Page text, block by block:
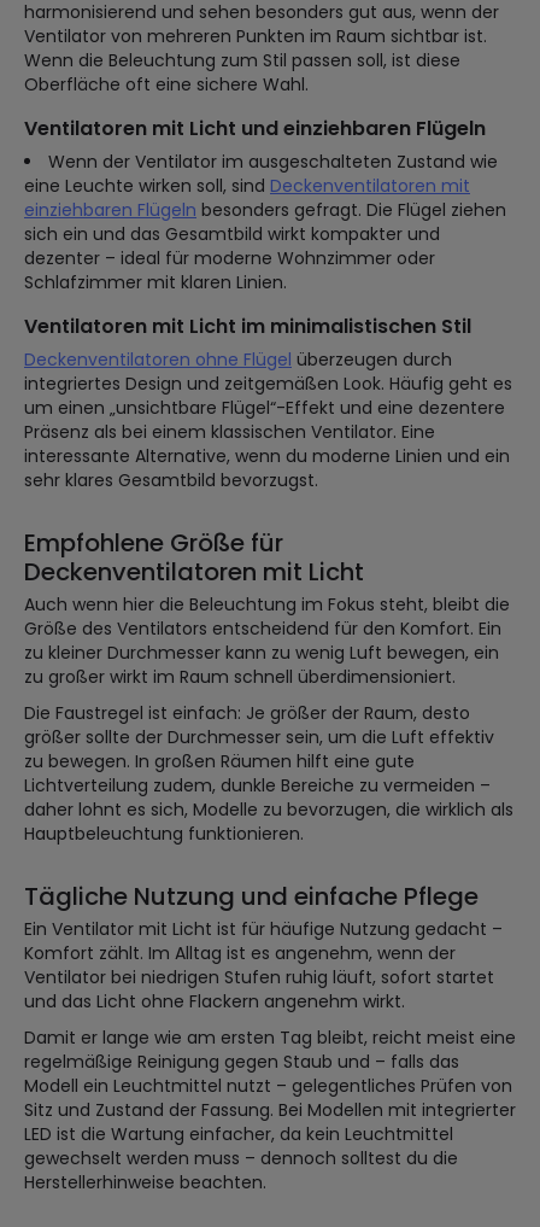
harmonisierend und sehen besonders gut aus, wenn der
Ventilator von mehreren Punkten im Raum sichtbar ist.
Wenn die Beleuchtung zum Stil passen soll, ist diese
Oberfläche oft eine sichere Wahl.
Ventilatoren mit Licht und einziehbaren Flügeln
Wenn der Ventilator im ausgeschalteten Zustand wie
eine Leuchte wirken soll, sind Deckenventilatoren mit
einziehbaren Flügeln besonders gefragt. Die Flügel ziehen
sich ein und das Gesamtbild wirkt kompakter und
dezenter – ideal für moderne Wohnzimmer oder
Schlafzimmer mit klaren Linien.
Ventilatoren mit Licht im minimalistischen Stil
Deckenventilatoren ohne Flügel überzeugen durch
integriertes Design und zeitgemäßen Look. Häufig geht es
um einen „unsichtbare Flügel“-Effekt und eine dezentere
Präsenz als bei einem klassischen Ventilator. Eine
interessante Alternative, wenn du moderne Linien und ein
sehr klares Gesamtbild bevorzugst.
Empfohlene Größe für
Deckenventilatoren mit Licht
Auch wenn hier die Beleuchtung im Fokus steht, bleibt die
Größe des Ventilators entscheidend für den Komfort. Ein
zu kleiner Durchmesser kann zu wenig Luft bewegen, ein
zu großer wirkt im Raum schnell überdimensioniert.
Die Faustregel ist einfach: Je größer der Raum, desto
größer sollte der Durchmesser sein, um die Luft effektiv
zu bewegen. In großen Räumen hilft eine gute
Lichtverteilung zudem, dunkle Bereiche zu vermeiden –
daher lohnt es sich, Modelle zu bevorzugen, die wirklich als
Hauptbeleuchtung funktionieren.
Tägliche Nutzung und einfache Pflege
Ein Ventilator mit Licht ist für häufige Nutzung gedacht –
Komfort zählt. Im Alltag ist es angenehm, wenn der
Ventilator bei niedrigen Stufen ruhig läuft, sofort startet
und das Licht ohne Flackern angenehm wirkt.
Damit er lange wie am ersten Tag bleibt, reicht meist eine
regelmäßige Reinigung gegen Staub und – falls das
Modell ein Leuchtmittel nutzt – gelegentliches Prüfen von
Sitz und Zustand der Fassung. Bei Modellen mit integrierter
LED ist die Wartung einfacher, da kein Leuchtmittel
gewechselt werden muss – dennoch solltest du die
Herstellerhinweise beachten.